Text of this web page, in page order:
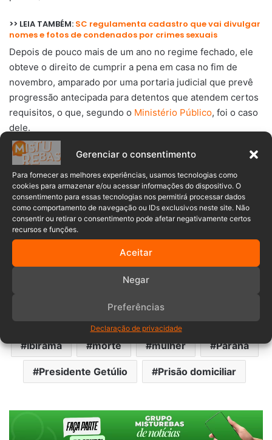
Gerenciar o consentimento
Para fornecer as melhores experiências, usamos tecnologias como
cookies para armazenar e/ou acessar informações do dispositivo. O
consentimento para essas tecnologias nos permitirá processar dados
como comportamento de navegação ou IDs exclusivos neste site. Não
consentir ou retirar o consentimento pode afetar negativamente certos
recursos e funções.
Aceitar
Negar
Preferências
Declaração de privacidade
>> LEIA TAMBÉM: SC regulamenta cadastro que vai divulgar
nomes e fotos de condenados por crimes sexuais
Depois de pouco mais de um ano no regime fechado, ele
obteve o direito de cumprir a pena em casa no fim de
novembro, amparado por uma portaria judicial que prevê
progressão antecipada para detentos que atendem certos
requisitos, o que, segundo o Ministério Público, foi o caso
dele.
A Justiça também confirmou que o homem responde por
ocultação de cadáver, posse irregular de arma de fogo e
omissão ao deixar de comunicar violência contra crianças.
O responsável direto pelos homicídios foi preso dias após
fugir e foi encontrado morto três meses depois em uma
cela do presídio. Antes do crime, ele já tinha histórico de
ameaças e agressões, e Edineia havia solicitado medida
protetiva pouco tempo antes de ser assassinada.
Carbonizados cunhado filhos
Ibirama morte mulher Paraná
Presidente Getúlio Prisão domiciliar